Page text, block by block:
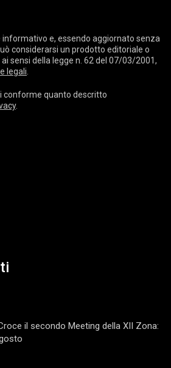
e, essendo aggiornato senza
considerarsi un prodotto editoriale o
sensi della legge n. 62 del 07/03/2001,
legali.
conforme quanto descritto
.
il secondo Meeting della XII Zona: